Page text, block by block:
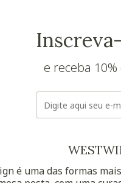
e receba
é uma das formas